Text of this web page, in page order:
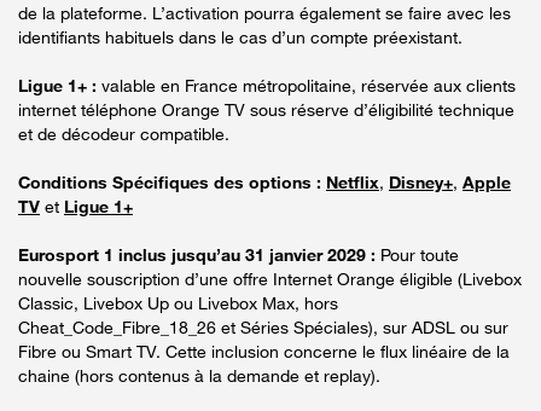
de la plateforme. L’activation pourra également se faire avec les
identifiants habituels dans le cas d’un compte préexistant.
Ligue 1+ : valable en France métropolitaine, réservée aux clients
internet téléphone Orange TV sous réserve d’éligibilité technique
et de décodeur compatible.
Conditions Spécifiques des options : Netflix, Disney+, Apple
TV et Ligue 1+
Eurosport 1 inclus jusqu’au 31 janvier 2029 : Pour toute
nouvelle souscription d’une offre Internet Orange éligible (Livebox
Classic, Livebox Up ou Livebox Max, hors
Cheat_Code_Fibre_18_26 et Séries Spéciales), sur ADSL ou sur
Fibre ou Smart TV. Cette inclusion concerne le flux linéaire de la
chaine (hors contenus à la demande et replay).